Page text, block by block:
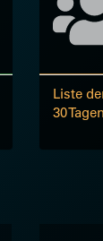
Liste
30